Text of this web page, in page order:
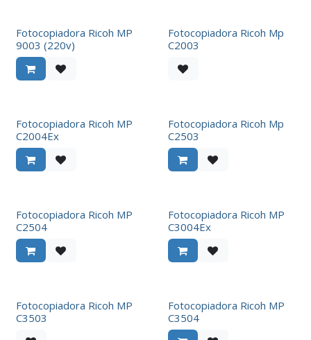
Fotocopiadora Ricoh MP
9003 (220v)
Fotocopiadora Ricoh Mp
C2003
Fotocopiadora Ricoh MP
C2004Ex
Fotocopiadora Ricoh Mp
C2503
Fotocopiadora Ricoh MP
C2504
Fotocopiadora Ricoh MP
C3004Ex
Fotocopiadora Ricoh MP
C3503
Fotocopiadora Ricoh MP
C3504